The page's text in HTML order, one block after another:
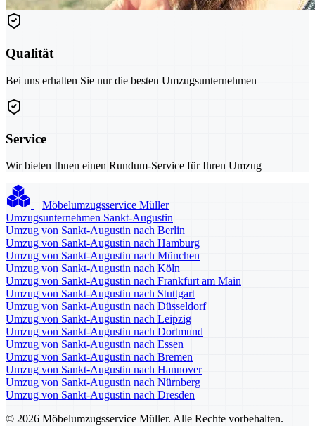
Qualität
Bei uns erhalten Sie nur die besten Umzugsunternehmen
Service
Wir bieten Ihnen einen Rundum-Service für Ihren Umzug
Möbelumzugsservice Müller
Umzugsunternehmen Sankt-Augustin
Umzug von Sankt-Augustin nach Berlin
Umzug von Sankt-Augustin nach Hamburg
Umzug von Sankt-Augustin nach München
Umzug von Sankt-Augustin nach Köln
Umzug von Sankt-Augustin nach Frankfurt am Main
Umzug von Sankt-Augustin nach Stuttgart
Umzug von Sankt-Augustin nach Düsseldorf
Umzug von Sankt-Augustin nach Leipzig
Umzug von Sankt-Augustin nach Dortmund
Umzug von Sankt-Augustin nach Essen
Umzug von Sankt-Augustin nach Bremen
Umzug von Sankt-Augustin nach Hannover
Umzug von Sankt-Augustin nach Nürnberg
Umzug von Sankt-Augustin nach Dresden
© 2026 Möbelumzugsservice Müller. Alle Rechte vorbehalten.